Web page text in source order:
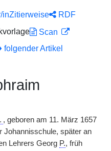
inZitierweise
RDF
Scan
folgender Artikel
, geboren am 11. März 1657
Johannisschule, später an
Lehrers Georg P., früh